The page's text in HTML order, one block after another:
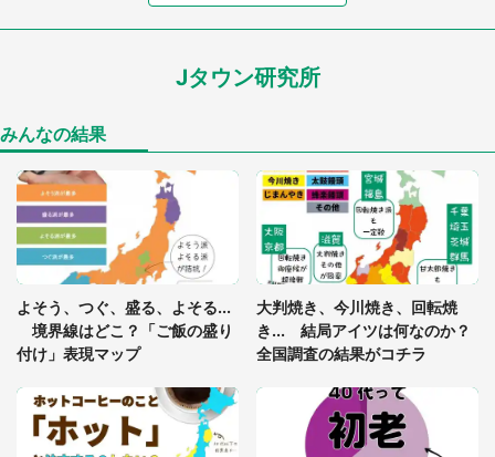
7万人驚がく 「お菓子売り場ならまだしも...」「ハ
ードル高い」
あまりにも四角すぎる猫、激写される 「これもう
「閉所恐怖症の私は新幹線で大パニック。隣席の青
年に『手を繋いで』とお願いしたら...」 体験談に
8万人感動
グっちゃってた〝野生の野菜〟に6.5万人戦慄
「○○がない街に住んでいます」住人の呟きに30万
人驚がく 何が存在しないか、あなたはわかる？
Jタウン研究所
みんなの結果
よそう、つぐ、盛る、よそる...
境界線はどこ？「ご飯の盛り
付け」表現マップ
大判焼き、今川焼き、回転焼
き... 結局アイツは何なのか？
全国調査の結果がコチラ